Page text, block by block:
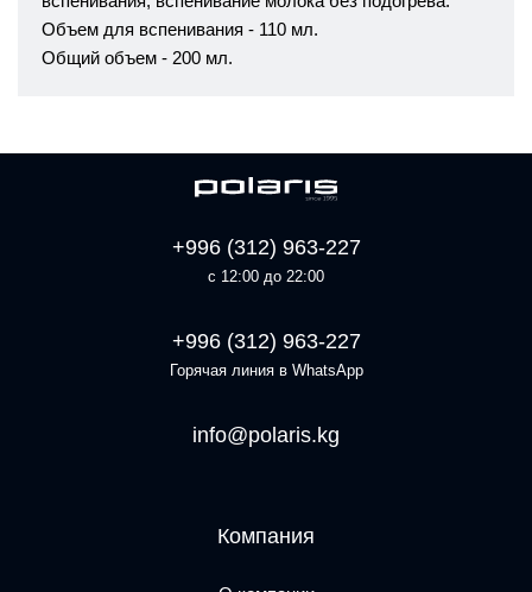
Объем для вспенивания - 110 мл.
Общий объем - 200 мл.
+996 (312) 963-227
с 12:00 до 22:00
+996 (312) 963-227
Горячая линия в WhatsApp
info@polaris.kg
Компания